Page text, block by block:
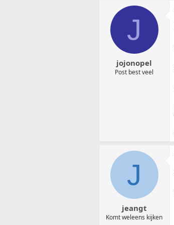
J
jojonopel
Post best veel
J
jeangt
Komt weleens kijken